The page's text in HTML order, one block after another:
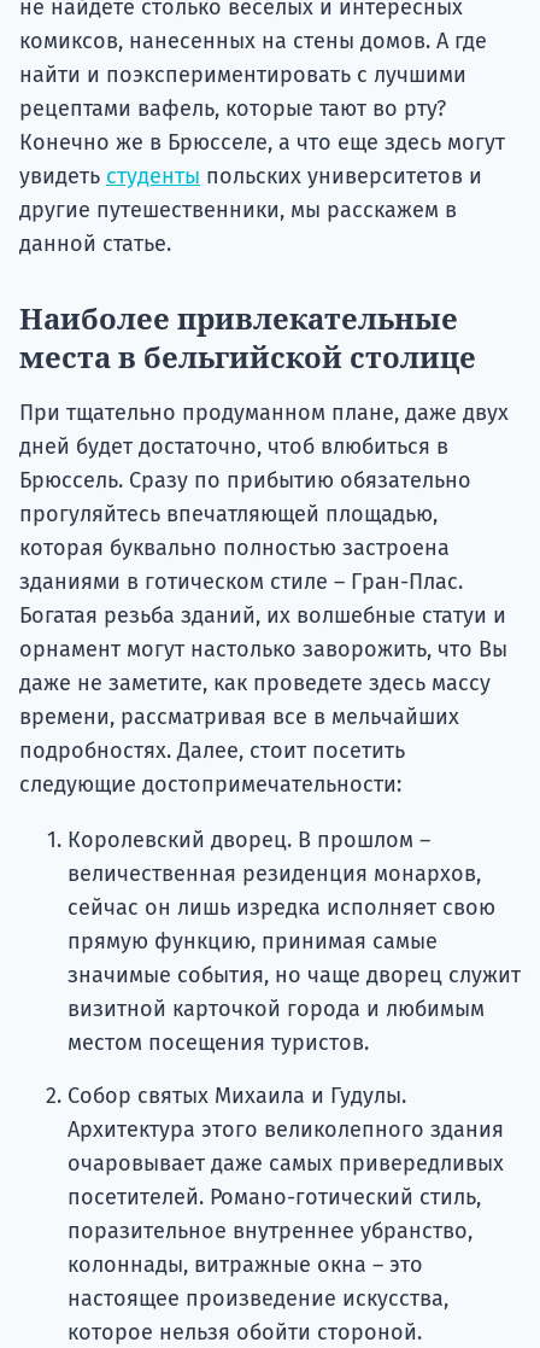
не найдете столько веселых и интересных
комиксов, нанесенных на стены домов. А где
найти и поэкспериментировать с лучшими
рецептами вафель, которые тают во рту?
Конечно же в Брюсселе, а что еще здесь могут
увидеть студенты польских университетов и
другие путешественники, мы расскажем в
данной статье.
Наиболее привлекательные
места в бельгийской столице
При тщательно продуманном плане, даже двух
дней будет достаточно, чтоб влюбиться в
Брюссель. Сразу по прибытию обязательно
прогуляйтесь впечатляющей площадью,
которая буквально полностью застроена
зданиями в готическом стиле – Гран-Плас.
Богатая резьба зданий, их волшебные статуи и
орнамент могут настолько заворожить, что Вы
даже не заметите, как проведете здесь массу
времени, рассматривая все в мельчайших
подробностях. Далее, стоит посетить
следующие достопримечательности:
Королевский дворец. В прошлом –
величественная резиденция монархов,
сейчас он лишь изредка исполняет свою
прямую функцию, принимая самые
значимые события, но чаще дворец служит
визитной карточкой города и любимым
местом посещения туристов.
Собор святых Михаила и Гудулы.
Архитектура этого великолепного здания
очаровывает даже самых привередливых
посетителей. Романо-готический стиль,
поразительное внутреннее убранство,
колоннады, витражные окна – это
настоящее произведение искусства,
которое нельзя обойти стороной.